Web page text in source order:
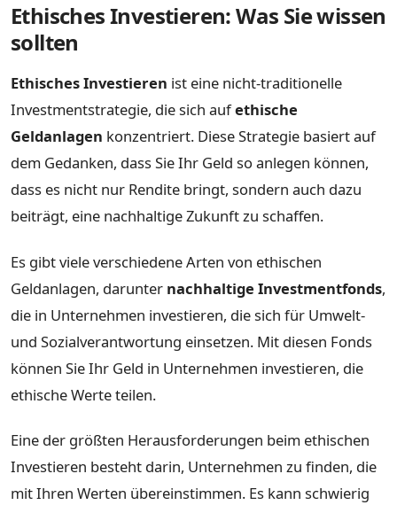
Ethisches Investieren: Was Sie wissen
sollten
Ethisches Investieren ist eine nicht-traditionelle
Investmentstrategie, die sich aufethische
Geldanlagen konzentriert. Diese Strategie basiert auf
dem Gedanken, dass Sie Ihr Geld so anlegen können,
dass es nicht nur Rendite bringt, sondern auch dazu
beiträgt, eine nachhaltige Zukunft zu schaffen.
Es gibt viele verschiedene Arten von ethischen
Geldanlagen, darunter nachhaltige Investmentfonds,
die in Unternehmen investieren, die sich für Umwelt-
und Sozialverantwortung einsetzen. Mit diesen Fonds
können Sie Ihr Geld in Unternehmen investieren, die
ethische Werte teilen.
Eine der größten Herausforderungen beim ethischen
Investieren besteht darin, Unternehmen zu finden, die
mit Ihren Werten übereinstimmen. Es kann schwierig